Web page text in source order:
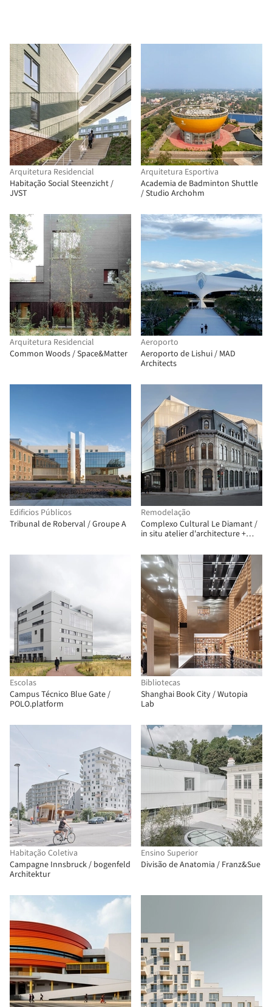
Arquitetura Residencial
Habitação Social Steenzicht /
JVST
Arquitetura Esportiva
Academia de Badminton Shuttle
/ Studio Archohm
Arquitetura Residencial
Common Woods / Space&Matter
Aeroporto
Aeroporto de Lishui / MAD
Architects
Edificios Públicos
Tribunal de Roberval / Groupe A
Remodelação
Complexo Cultural Le Diamant /
in situ atelier d'architecture +
Escolas
Campus Técnico Blue Gate /
POLO.platform
Bibliotecas
Shanghai Book City / Wutopia
Lab
Habitação Coletiva
Campagne Innsbruck / bogenfeld
Architektur
Ensino Superior
Divisão de Anatomia / Franz&Sue